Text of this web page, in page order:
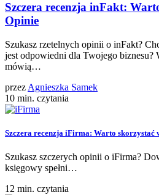
Szczera recenzja inFakt:
Opinie
Szukasz rzetelnych opinii o inFakt?
jest odpowiedni dla Twojego biznesu?
mówią…
przez Agnieszka Samek
10 min. czytania
Szczera recenzja iFirma: Warto skorzystać
Szukasz szczerych opinii o iFirma?
księgowy spełni…
12 min. czytania